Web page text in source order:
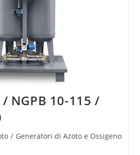
NGPB 10-115 /
/ Generatori di Azoto e Ossigeno